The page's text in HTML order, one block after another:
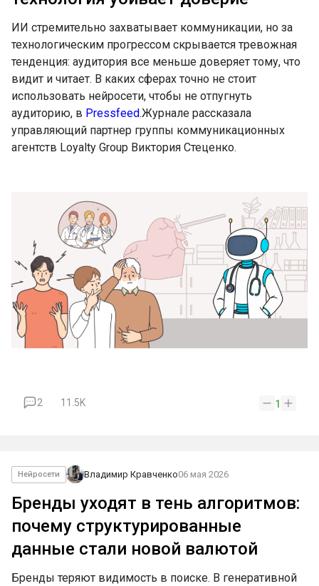
ИИ стремительно захватывает коммуникации, но за
технологическим прогрессом скрывается тревожная
тенденция: аудитория все меньше доверяет тому, что
видит и читает. В каких сферах точно не стоит
использовать нейросети, чтобы не отпугнуть
аудиторию, в Pressfeed.Журнале рассказала
управляющий партнер группы коммуникационных
агентств Loyalty Group Виктория Стеценко.
2 11.5K 1
Нейросети Владимир Кравченко06 мая 2026
Бренды уходят в тень алгоритмов:
почему структурированные
данные стали новой валютой
Бренды теряют видимость в поиске. В генеративной